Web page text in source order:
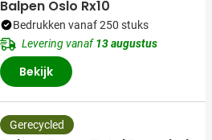
Balpen Oslo Rx10
Bedrukken vanaf 250 stuks
Levering vanaf13 augustus
Bekijk
Gerecycled